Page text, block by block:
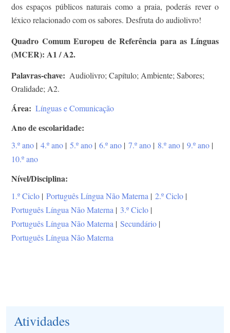
dos espaços públicos naturais como a praia, poderás rever o
léxico relacionado com os sabores. Desfruta do audiolivro!
Quadro Comum Europeu de Referência para as Línguas
(MCER): A1 / A2.
Palavras-chave
Audiolivro; Capítulo; Ambiente; Sabores;
Oralidade; A2.
Área Línguas e Comunicação
Ano de escolaridade
3.º ano | 4.º ano | 5.º ano | 6.º ano | 7.º ano | 8.º ano | 9.º ano |
10.º ano
Nível/Disciplina
1.º Ciclo | Português Língua Não Materna | 2.º Ciclo |
Português Língua Não Materna | 3.º Ciclo |
Português Língua Não Materna | Secundário |
Português Língua Não Materna
Atividades